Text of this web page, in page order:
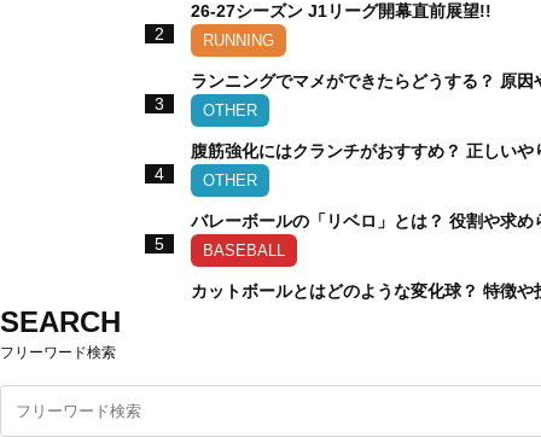
26-27シーズン J1リーグ開幕直前展望!!
2
RUNNING
ランニングでマメができたらどうする？ 原
3
OTHER
腹筋強化にはクランチがおすすめ？ 正しいや
4
OTHER
バレーボールの「リベロ」とは？ 役割や求め
5
BASEBALL
カットボールとはどのような変化球？ 特徴
SEARCH
フリーワード検索